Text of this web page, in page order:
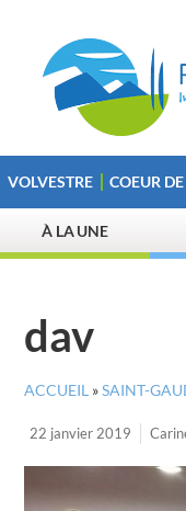
VOLVESTRE COEUR
À LA UNE
dav
ACCUEIL »SAINT-
22 janvier 2019